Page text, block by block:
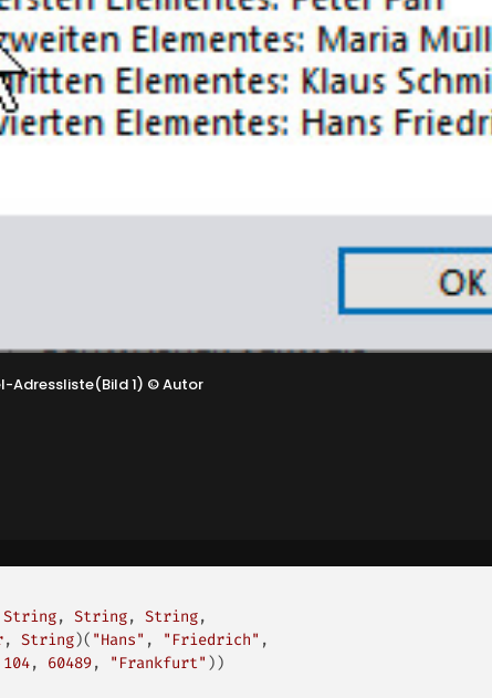
Adressliste(Bild 1) ©Autor
String, String, String,
, String)( "Hans" , "Friedrich" ,
104, 60489, "Frankfurt" ))